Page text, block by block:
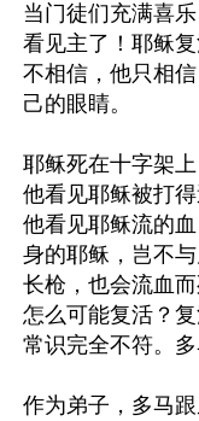
当门徒们充满喜
看见主了！耶稣
不相信，他只相
己的眼睛。
耶稣死在十字架
他看见耶稣被打
他看见耶稣流的
身的耶稣，岂不
长枪，也会流血
怎么可能复活？
常识完全不符。
作为弟子，多马